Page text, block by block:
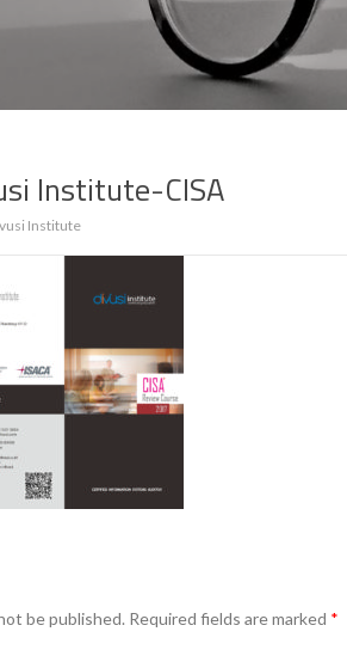
Institute-CISA
Institute
be published. Required fields are marked *